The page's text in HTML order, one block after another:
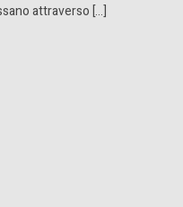
attraverso […]